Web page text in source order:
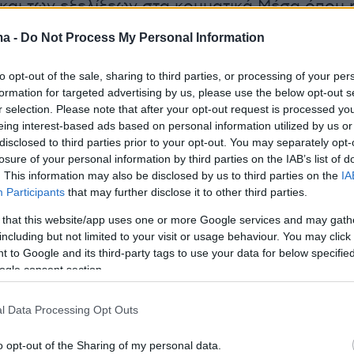
- Do Not Process My Personal Information
opt-out of the sale, sharing to third parties, or processing of your
for targeted advertising by us, please use the below opt-out
selection. Please note that after your opt-out request is processed
interest-based ads based on personal information utilized by us
to third parties prior to your opt-out. You may separately
of your personal information by third parties on the IAB’s list of
This information may also be disclosed by us to third parties on the
Participants that may further disclose it to other third parties.
that this website/app uses one or more Google services and may
but not limited to your visit or usage behaviour. You may
to Google and its third-party tags to use your data for below
consent section.
Data Processing Opt Outs
opt-out of the Sharing of my personal data.
των εξελίξεων στα κομματικά Μέσα όπου
τους δεν είναι εξασφαλισμένη όπως
από τον πρόεδρο.
επελέγη στη θέση του Γενικού
ταυτόχρονα και την ευθύνη των
του κόμματος) μετά από απόφαση της
της Κεντρικής Επιτροπής, ενώ αποτελούσε
του πρώην πρωθυπουργού και